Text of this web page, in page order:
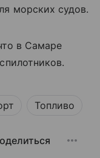
морских судов.
в Самаре
Топливо